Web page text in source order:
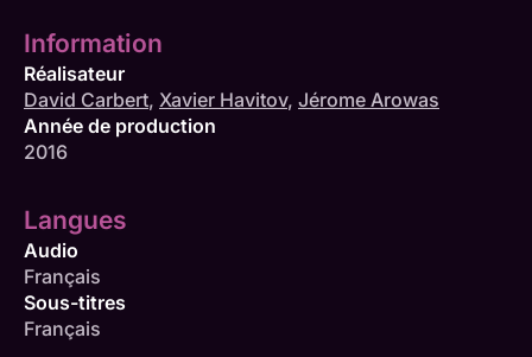
Information
Réalisateur
David Carbert, Xavier Havitov, Jérome Arowas
Année de production
2016
Langues
Audio
Français
Sous-titres
Français